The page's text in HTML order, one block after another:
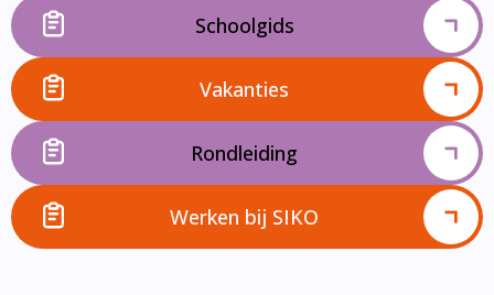
Schoolgids
Vakanties
Rondleiding
Werken bij SIKO